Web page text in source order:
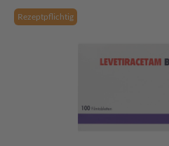
Rezeptpflichtig